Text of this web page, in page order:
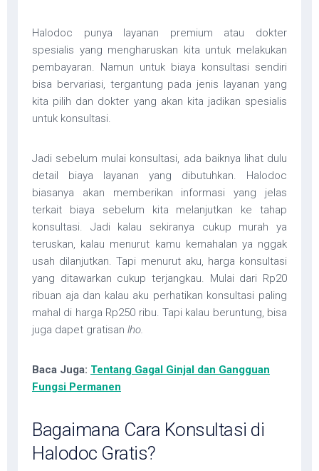
Halodoc punya layanan premium atau dokter
spesialis yang mengharuskan kita untuk melakukan
pembayaran. Namun untuk biaya konsultasi sendiri
bisa bervariasi, tergantung pada jenis layanan yang
kita pilih dan dokter yang akan kita jadikan spesialis
untuk konsultasi.
Jadi sebelum mulai konsultasi, ada baiknya lihat dulu
detail biaya layanan yang dibutuhkan. Halodoc
biasanya akan memberikan informasi yang jelas
terkait biaya sebelum kita melanjutkan ke tahap
konsultasi. Jadi kalau sekiranya cukup murah ya
teruskan, kalau menurut kamu kemahalan ya nggak
usah dilanjutkan. Tapi menurut aku, harga konsultasi
yang ditawarkan cukup terjangkau. Mulai dari Rp20
ribuan aja dan kalau aku perhatikan konsultasi paling
mahal di harga Rp250 ribu. Tapi kalau beruntung, bisa
juga dapet gratisan lho.
Baca Juga: Tentang Gagal Ginjal dan Gangguan
Fungsi Permanen
Bagaimana Cara Konsultasi di
Halodoc Gratis?